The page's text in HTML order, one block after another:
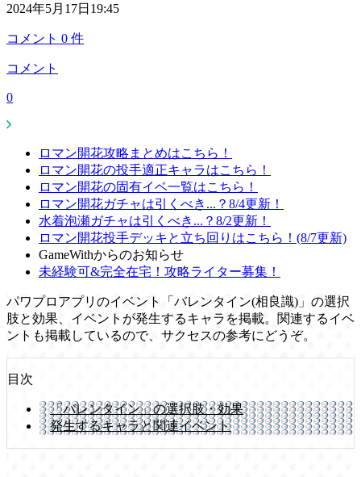
2024年5月17日19:45
コメント 0 件
コメント
0
ロマン開花攻略まとめはこちら！
ロマン開花の投手適正キャラはこちら！
ロマン開花の固有イベ一覧はこちら！
ロマン開花ガチャは引くべき...？8/4更新！
水着泡瀬ガチャは引くべき...？8/2更新！
ロマン開花投手デッキと立ち回りはこちら！(8/7更新)
GameWithからのお知らせ
未経験可&完全在宅！攻略ライター募集！
パワプロアプリのイベント「バレンタイン(相良識)」の選択
肢と効果、イベントが発生するキャラを掲載。関連するイベ
ントも掲載しているので、サクセスの参考にどうぞ。
目次
「バレンタイン」の選択肢・効果
発生するキャラと関連イベント